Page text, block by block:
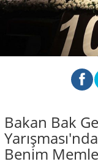
Bakan Bak
Benim